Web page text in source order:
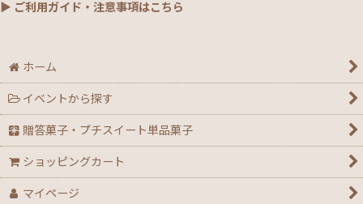
▶ ご利用ガイド・注意事項はこちら
ホーム
イベントから探す
贈答菓子・プチスイート単品菓子
ショッピングカート
マイページ